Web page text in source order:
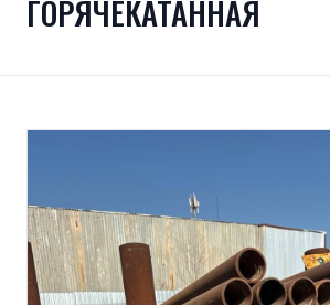
ГОРЯЧЕКАТАННАЯ